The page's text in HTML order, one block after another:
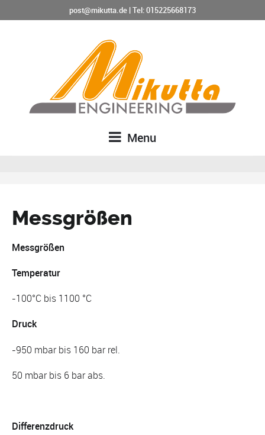
post@mikutta.de |Tel: 015225668173
Menu
Messgrößen
Messgrößen
Temperatur
-100°C bis 1100 °C
Druck
-950 mbar bis 160 bar rel.
50 mbar bis 6 bar abs.
Differenzdruck